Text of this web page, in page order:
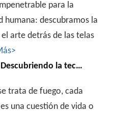
para la
humana: descubramos la
arte detrás de las telas
y los estándares de la ropa resistente al fuego
trata de fuego, cada
una cuestión de vida o